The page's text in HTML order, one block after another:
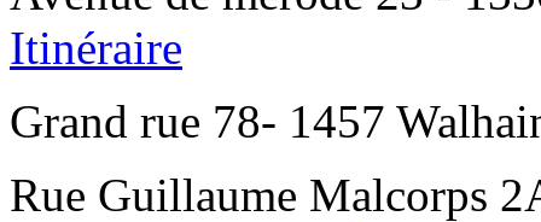
Itinéraire
Grand rue 78- 1457
Rue Guillaume Malcorps